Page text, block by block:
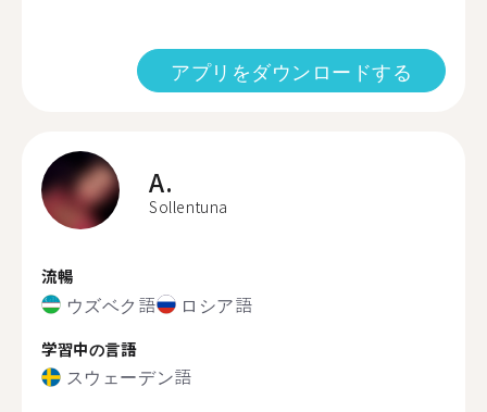
アプリをダウンロードする
A.
Sollentuna
流暢
ウズベク語 ロシア語
学習中の言語
スウェーデン語